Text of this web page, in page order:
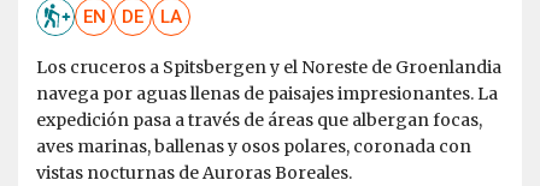
EN DE LA
Los cruceros a Spitsbergen y el Noreste de Groenlandia
navega por aguas llenas de paisajes impresionantes. La
expedición pasa a través de áreas que albergan focas,
aves marinas, ballenas y osos polares, coronada con
vistas nocturnas de Auroras Boreales.